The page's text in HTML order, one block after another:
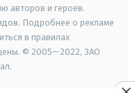
авторов и героев.
Подробнее о рекламе
в правилах
© 2005—2022, ЗАО